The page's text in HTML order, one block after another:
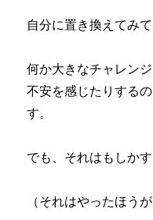
自分に置き換えてみて
何か大きなチャレン
不安を感じたりする
す。
でも、それはもしか
（それはやったほう